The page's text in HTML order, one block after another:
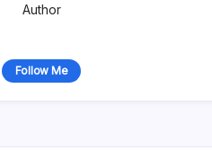
Author
Follow Me